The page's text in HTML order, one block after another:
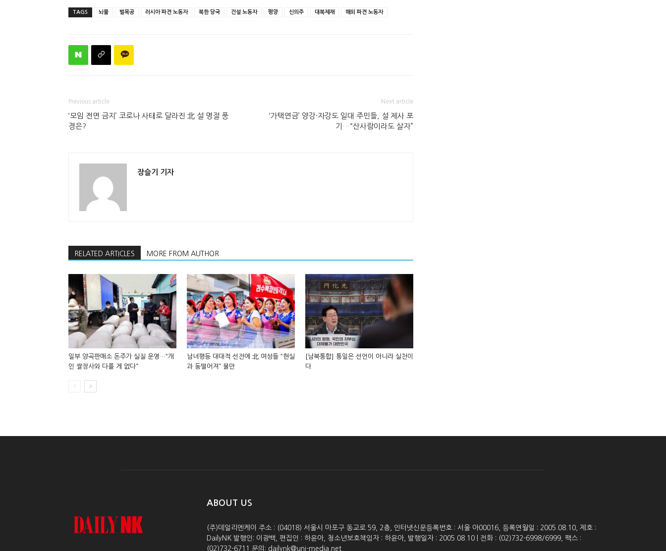
TAGS 뇌물 벌목공 러시아 파견 노동자 북한 당국 건설 노동자 평양 신의주 대북제재 해외 파견 노동자
Previous article
‘모임 전면 금지’ 코로나 사태로 달라진 北 설 명절 풍
경은?
Next article
‘가택연금’ 양강·자강도 일대 주민들, 설 제사 포
기…“산사람이라도 살자”
장슬기 기자
RELATED ARTICLES MORE FROM AUTHOR
일부 양곡판매소 돈주가 실질 운영…“개
인 쌀장사와 다를 게 없다”
남녀평등 대대적 선전에 北 여성들 “현실
과 동떨어져” 불만
[남북통합] 통일은 선언이 아니라 실천이
다
ABOUT US
(주)데일리엔케이 주소 : (04018) 서울시 마포구 동교로 59, 2층, 인터넷신문등록번호 : 서울 아00016, 등록연월일 : 2005.08.10, 제호 :
DailyNK 발행인: 이광백, 편집인 : 하윤아, 청소년보호책임자 : 하윤아, 발행일자 : 2005.08.10 | 전화 : (02)732-6998/6999, 팩스 :
(02)732-6711 문의: dailynk@uni-media.net